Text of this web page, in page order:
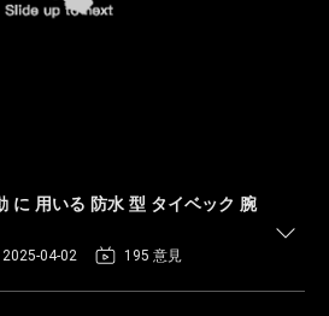
に 用いる 防水 型 タイベック 腕
2025-04-02 195 意見